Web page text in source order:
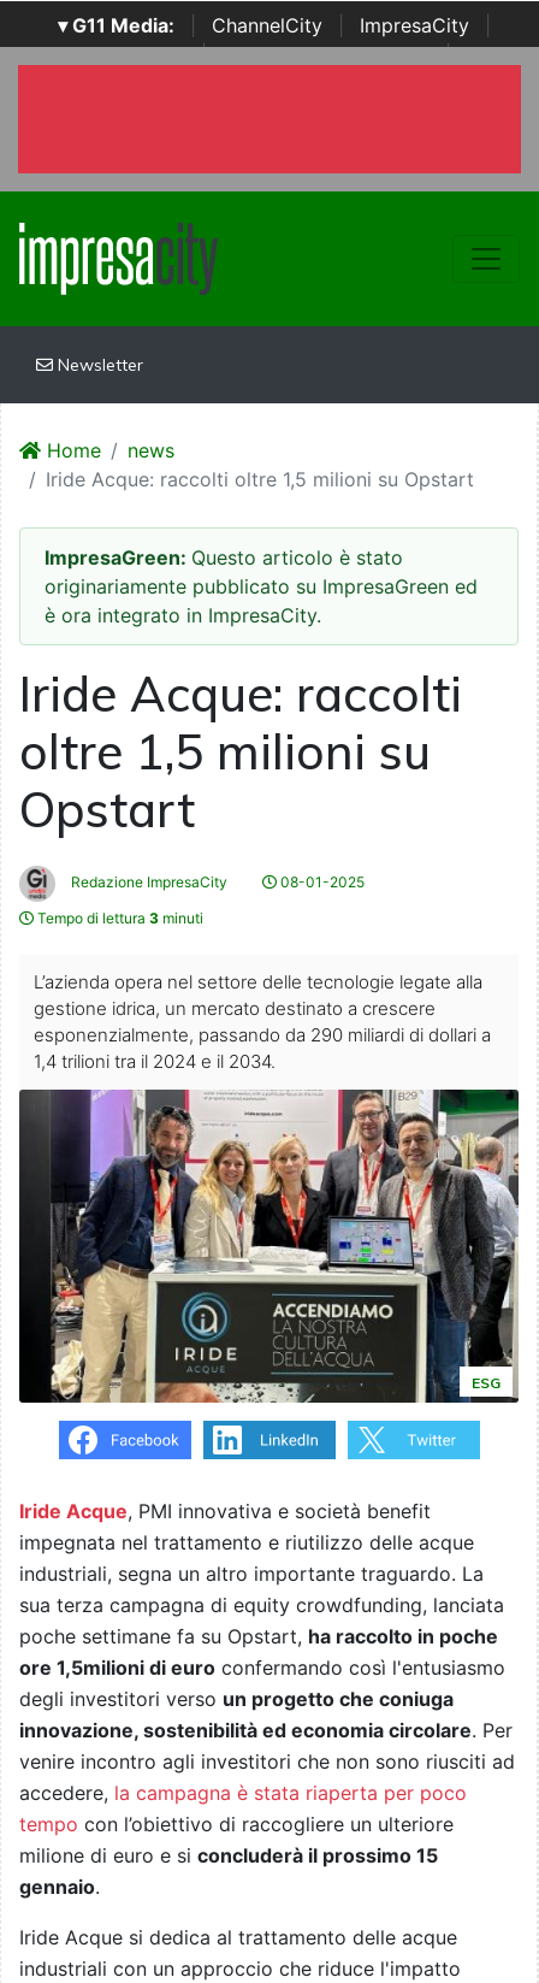
▾ G11 Media: ChannelCity ImpresaCity
SecurityOpenLab | Italian Channel Awards | Italian
Newsletter
Home
news
Iride Acque: raccolti oltre 1,5 milioni su Opstart
ImpresaGreen: Questo articolo è stato
originariamente pubblicato su ImpresaGreen ed
è ora integrato in ImpresaCity.
Iride Acque: raccolti
oltre 1,5 milioni su
Opstart
Redazione ImpresaCity
08-01-2025
Tempo di lettura 3 minuti
L’azienda opera nel settore delle tecnologie legate alla
gestione idrica, un mercato destinato a crescere
esponenzialmente, passando da 290 miliardi di dollari a
1,4 trilioni tra il 2024 e il 2034.
ESG
Iride Acque, PMI innovativa e società benefit
impegnata nel trattamento e riutilizzo delle acque
industriali, segna un altro importante traguardo. La
sua terza campagna di equity crowdfunding, lanciata
poche settimane fa su Opstart, ha raccolto in poche
ore 1,5milioni di euro confermando così l'entusiasmo
degli investitori verso un progetto che coniuga
innovazione, sostenibilità ed economia circolare. Per
venire incontro agli investitori che non sono riusciti ad
accedere, la campagna è stata riaperta per poco
tempo con l’obiettivo di raccogliere un ulteriore
milione di euro e si concluderà il prossimo 15
gennaio.
Iride Acque si dedica al trattamento delle acque
industriali con un approccio che riduce l'impatto